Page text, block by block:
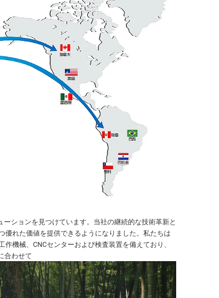
ションを見つけています。当社の継続的な技術革新と
優れた価値を提供できるようになりました。私たちは
作機械、CNCセンターおよび検査装置を備えており、
合わせて